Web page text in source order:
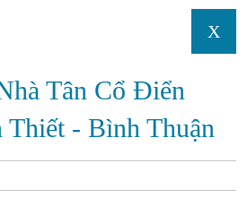
X
Tân Cổ Điển
Thiết - Bình Thuận